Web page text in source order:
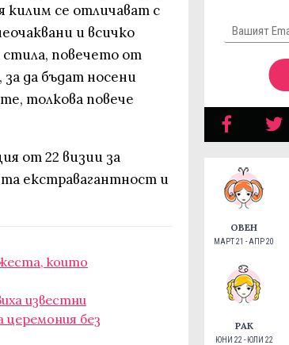
килим се отличават с
и всичко
стила, повечето от
да бъдат носени
толкова повече
от 22 визии за
екстравагантност и
които
известни
церемония без
ОВЕН
МАРТ 21 - АПР 20
РАК
ЮНИ 22 - ЮЛИ 22